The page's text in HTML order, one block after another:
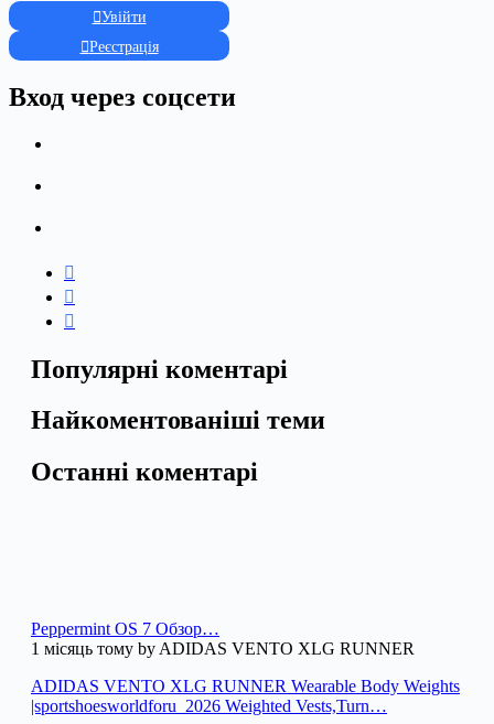
Увійти
Реєстрація
Вход через соцсети
Популярні коментарі
Найкоментованіші теми
Останні коментарі
Peppermint OS 7 Обзор…
1 місяць тому by ADIDAS VENTO XLG RUNNER
ADIDAS VENTO XLG RUNNER Wearable Body Weights
|sportshoesworldforu_2026 Weighted Vests,Turn…